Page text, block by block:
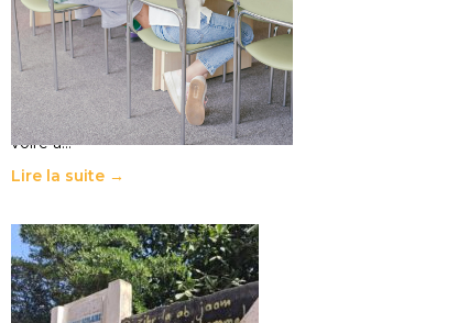
11 juillet 2026- National
Le projet de loi sur la régulation de
l’enseignement supérieur privé met
en lumière l’amplification d’un
système qui relègue l’acte
pédagogique au superfétatoire,
voire à…
Lire la suite →